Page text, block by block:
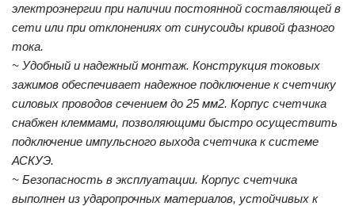
электроэнергии при наличии постоянной составляющей в
сети или при отклонениях от синусоиды кривой фазного
тока.
~ Удобный и надежный монтаж. Конструкция токовых
зажимов обеспечивает надежное подключение к счетчику
силовых проводов сечением до 25 мм2. Корпус счетчика
снабжен клеммами, позволяющими быстро осуществить
подключение импульсного выхода счетчика к системе
АСКУЭ.
~ Безопасность в эксплуатации. Корпус счетчика
выполнен из ударопрочных материалов, устойчивых к